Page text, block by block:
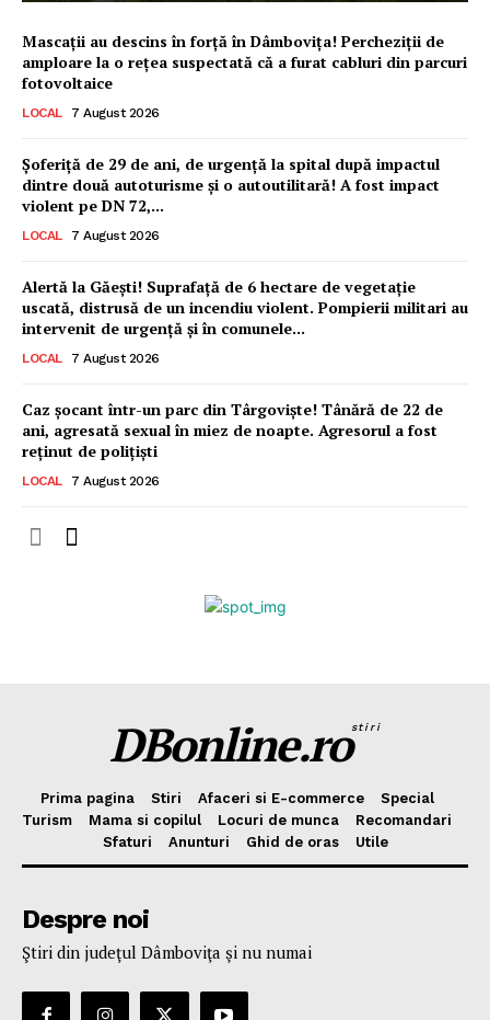
2de 2
Mascații au descins în forță în Dâmbovița! Percheziții de
amploare la o rețea suspectată că a furat cabluri din parcuri
fotovoltaice
LOCAL 7 August 2026
Șoferiță de 29 de ani, de urgență la spital după impactul
dintre două autoturisme și o autoutilitară! A fost impact
violent pe DN 72,...
LOCAL 7 August 2026
Alertă la Găești! Suprafață de 6 hectare de vegetație
uscată, distrusă de un incendiu violent. Pompierii militari au
intervenit de urgență și în comunele...
LOCAL 7 August 2026
Caz șocant într-un parc din Târgoviște! Tânără de 22 de
ani, agresată sexual în miez de noapte. Agresorul a fost
reținut de polițiști
LOCAL 7 August 2026
DBonline.rostiri
Prima pagina Stiri Afaceri si E-commerce
Special
Turism
Mama si copilul Locuri de munca
Recomandari
Sfaturi
Anunturi Ghid de oras Utile
Despre noi
Ştiri din judeţul Dâmboviţa şi nu numai